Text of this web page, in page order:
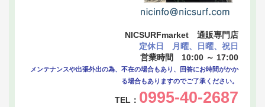
NICSURFmarket 通販専門店
定休日 月曜、日曜、祝日
営業時間 10:00 ～ 17:00
メンテナンスや出張外出の為、不在の場合もあり、回答にお時間がかか
る場合もありますのでご了承ください。
TEL： 0995-40-2687